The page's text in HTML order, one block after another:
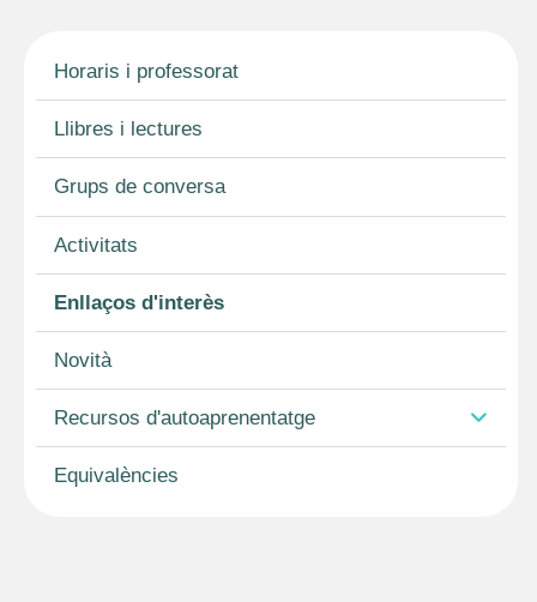
Horaris i professorat
Llibres i lectures
Grups de conversa
Activitats
Enllaços d'interès
Novità
Recursos d'autoaprenentatge
Equivalències
o
o
k
e
r
A
p
p